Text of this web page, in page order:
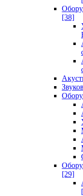
[38]
[29]